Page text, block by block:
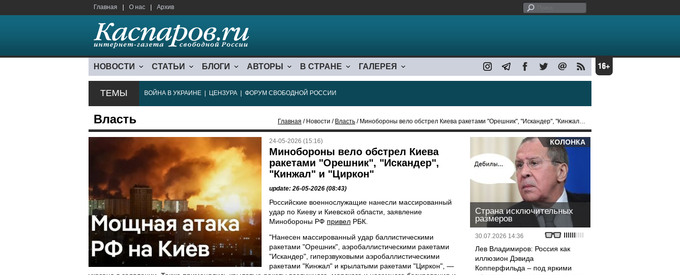
Главная О нас Архив
НОВОСТИ СТАТЬИ БЛОГИ АВТОРЫ В СТРАНЕ ГАЛЕРЕЯ
ТЕМЫ ВОЙНА В УКРАИНЕ ЦЕНЗУРА ФОРУМ СВОБОДНОЙ РОССИИ
Власть Главная / Новости / Власть / Минобороны вело обстрел Киева ракетами "Орешник", "Искандер", "Кинжал" и "Циркон"
24-05-2026 (15:16)
Минобороны вело обстрел Киева
ракетами "Орешник", "Искандер",
"Кинжал" и "Циркон"
update: 26-05-2026 (08:43)
Российские военнослужащие нанесли массированный
удар по Киеву и Киевской области, заявление
Минобороны РФ привел РБК.
"Нанесен массированный удар баллистическими
ракетами "Орешник", аэробаллистическими ракетами
"Искандер", гиперзвуковыми аэробаллистическими
ракетами "Кинжал" и крылатыми ракетами "Циркон", —
КОЛОНКА
Страна исключительных
размеров
30.07.2026 14:36
Лев Владимиров: Россия как
иллюзион Дэвида
Копперфильда – под яркими